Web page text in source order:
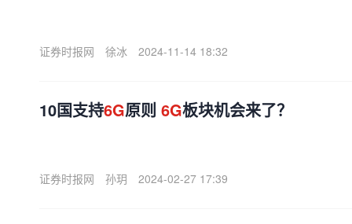
证券时报网 徐冰 2024-11-14 18:32
10国支持6G原则 6G板块机会来了？
证券时报网 孙玥 2024-02-27 17:39